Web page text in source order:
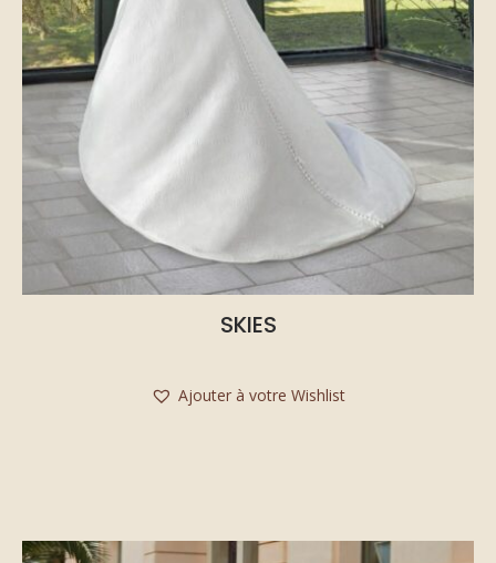
SKIES
Ajouter à votre Wishlist